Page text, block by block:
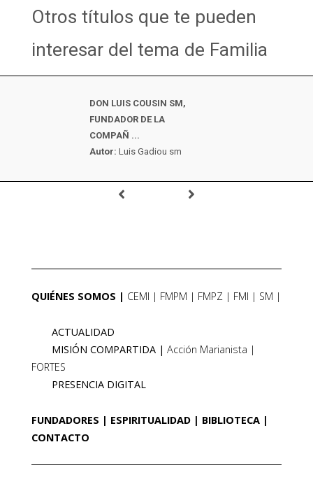
Otros títulos que te pueden
interesar del tema de Familia
DON LUIS COUSIN SM,
FUNDADOR DE LA
COMPAÑ ...
Autor: Luis Gadiou sm
QUIÉNES SOMOS CEMI FMPM FMPZ FMI SM
ACTUALIDAD
MISIÓN COMPARTIDA
Acción Marianista
FORTES
PRESENCIA DIGITAL
FUNDADORES ESPIRITUALIDAD
BIBLIOTECA
CONTACTO